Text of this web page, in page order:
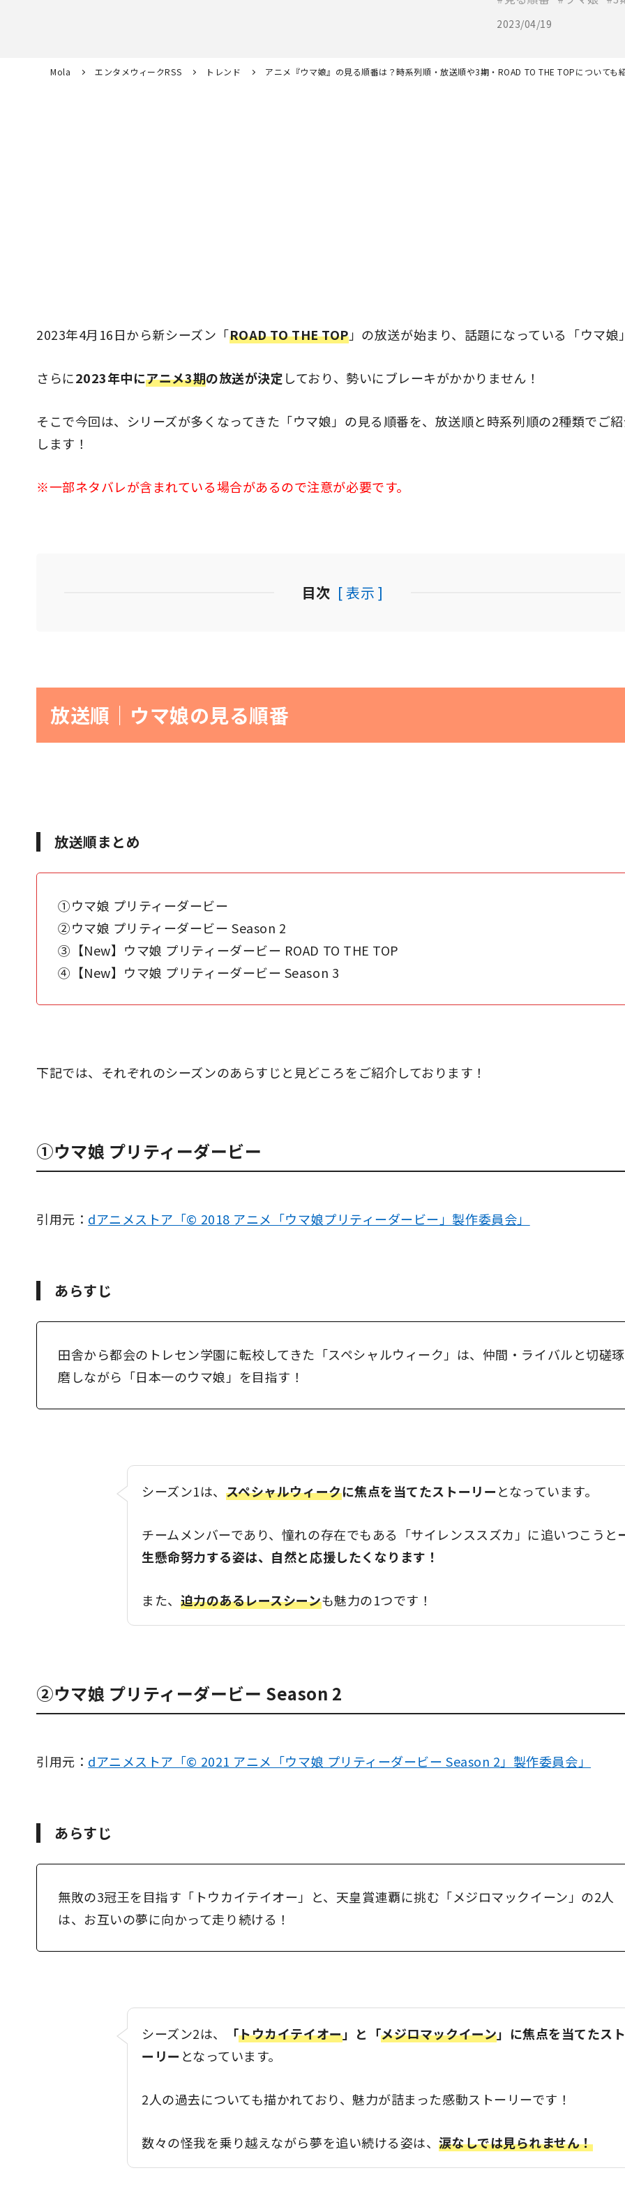
2023/04/19
Mola エンタメウィークRSS トレンド アニメ『ウマ娘』の見る順番は？時系列順・放送順や3期・ROAD TO THE TOPについても
2023年4月16日から新シーズン「ROAD TO THE TOP」の放送が始まり、話題になっている「ウマ娘
さらに2023年中にアニメ3期の放送が決定しており、勢いにブレーキがかかりません！
そこで今回は、シリーズが多くなってきた「ウマ娘」の見る順番を、放送順と時系列順の2種類でご
します！
※一部ネタバレが含まれている場合があるので注意が必要です。
目次 [ 表示 ]
放送順｜ウマ娘の見る順番
放送順まとめ
①ウマ娘 プリティーダービー
②ウマ娘 プリティーダービー Season 2
③【New】ウマ娘 プリティーダービー ROAD TO THE TOP
④【New】ウマ娘 プリティーダービー Season 3
下記では、それぞれのシーズンのあらすじと見どころをご紹介しております！
①ウマ娘 プリティーダービー
引用元： dアニメストア「© 2018 アニメ「ウマ娘プリティーダービー」製作委員会」
あらすじ
田舎から都会のトレセン学園に転校してきた「スペシャルウィーク」は、仲間・ライバルと切磋琢
磨しながら「日本一のウマ娘」を目指す！
シーズン1は、 スペシャルウィークに焦点を当てたストーリーとなっています。
チームメンバーであり、憧れの存在でもある「サイレンススズカ」に追いつこうと
生懸命努力する姿は、自然と応援したくなります！
また、 迫力のあるレースシーンも魅力の1つです！
②ウマ娘 プリティーダービー Season 2
引用元： dアニメストア「© 2021 アニメ「ウマ娘 プリティーダービー Season 2」製作委員会」
あらすじ
無敗の3冠王を目指す「トウカイテイオー」と、天皇賞連覇に挑む「メジロマックイーン」の2人
は、お互いの夢に向かって走り続ける！
シーズン2は、 「トウカイテイオー」と「メジロマックイーン」に焦点を当てたス
ーリー となっています。
2人の過去についても描かれており、魅力が詰まった感動ストーリーです！
数々の怪我を乗り越えながら夢を追い続ける姿は、涙なしでは見られません！